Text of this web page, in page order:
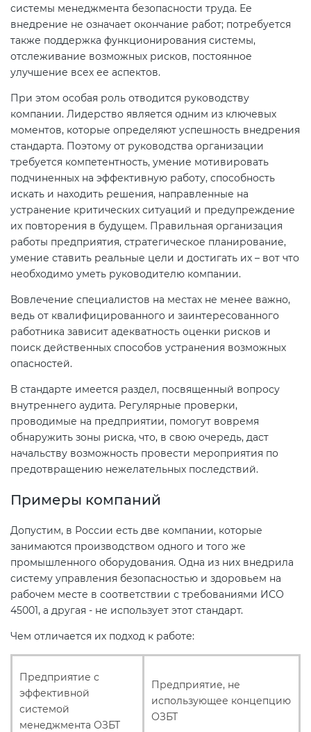
системы менеджмента безопасности труда. Ее
внедрение не означает окончание работ; потребуется
также поддержка функционирования системы,
отслеживание возможных рисков, постоянное
улучшение всех ее аспектов.
При этом особая роль отводится руководству
компании. Лидерство является одним из ключевых
моментов, которые определяют успешность внедрения
стандарта. Поэтому от руководства организации
требуется компетентность, умение мотивировать
подчиненных на эффективную работу, способность
искать и находить решения, направленные на
устранение критических ситуаций и предупреждение
их повторения в будущем. Правильная организация
работы предприятия, стратегическое планирование,
умение ставить реальные цели и достигать их – вот что
необходимо уметь руководителю компании.
Вовлечение специалистов на местах не менее важно,
ведь от квалифицированного и заинтересованного
работника зависит адекватность оценки рисков и
поиск действенных способов устранения возможных
опасностей.
В стандарте имеется раздел, посвященный вопросу
внутреннего аудита. Регулярные проверки,
проводимые на предприятии, помогут вовремя
обнаружить зоны риска, что, в свою очередь, даст
начальству возможность провести мероприятия по
предотвращению нежелательных последствий.
Примеры компаний
Допустим, в России есть две компании, которые
занимаются производством одного и того же
промышленного оборудования. Одна из них внедрила
систему управления безопасностью и здоровьем на
рабочем месте в соответствии с требованиями ИСО
45001, а другая - не использует этот стандарт.
Чем отличается их подход к работе:
Предприятие с
эффективной
системой
менеджмента ОЗБТ
Предприятие, не
использующее концепцию
ОЗБТ